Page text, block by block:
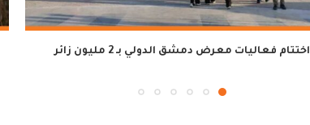
اختتام فعاليات معرض دمشق الدولي بـ 2 مليون زائر